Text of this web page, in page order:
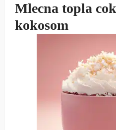
Mlecna topla
kokosom